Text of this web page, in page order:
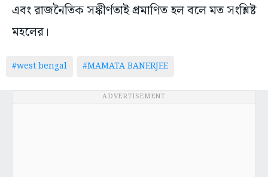
এবং রাজনৈতিক সঙ্কীর্ণতাই প্রমাণিত হল বলে মত সংশ্লিষ্ট
মহলের।
#west bengal #MAMATA BANERJEE
ADVERTISEMENT